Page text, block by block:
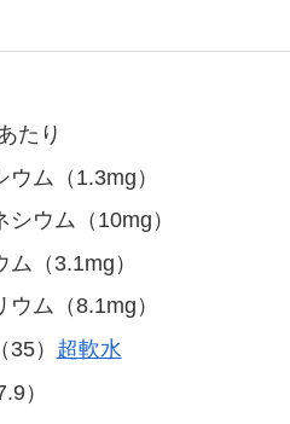
たり
ウム（1.3mg）
シウム（10mg）
ム（3.1mg）
ウム（8.1mg）
） 超軟水
）